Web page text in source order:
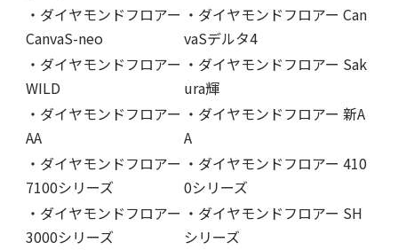
・ダイヤモンドフロアー
CanvaS-neo
・ダイヤモンドフロアー Can
vaSデルタ4
・ダイヤモンドフロアー
WILD
・ダイヤモンドフロアー Sak
ura輝
・ダイヤモンドフロアー
AA
・ダイヤモンドフロアー 新A
A
・ダイヤモンドフロアー
7100シリーズ
・ダイヤモンドフロアー 410
0シリーズ
・ダイヤモンドフロアー
3000シリーズ
・ダイヤモンドフロアー SH
シリーズ